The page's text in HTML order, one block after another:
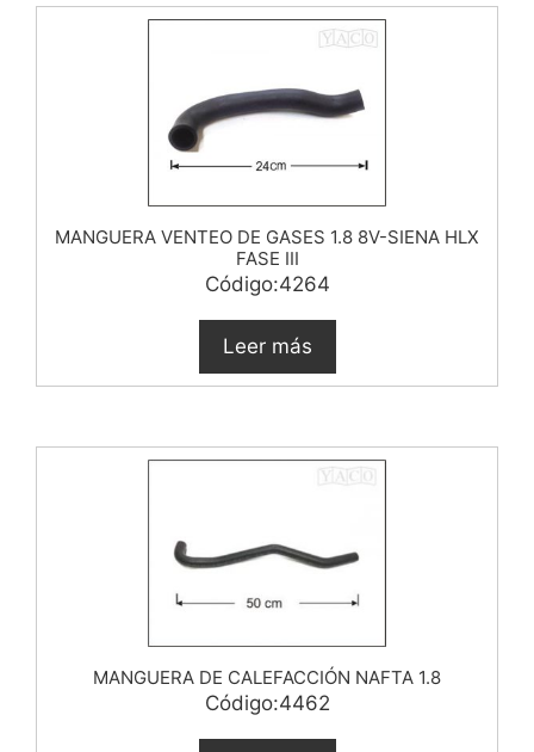
MANGUERA VENTEO DE GASES 1.8 8V-SIENA HLX
FASE III
Código:4264
Leer más
MANGUERA DE CALEFACCIÓN NAFTA 1.8
Código:4462